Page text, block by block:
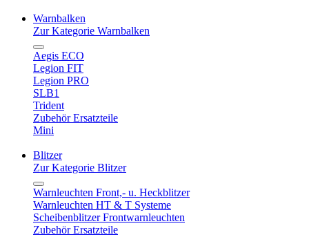
Warnbalken
Zur Kategorie Warnbalken
Aegis ECO
Legion FIT
Legion PRO
SLB1
Trident
Zubehör Ersatzteile
Mini
Blitzer
Zur Kategorie Blitzer
Warnleuchten Front,- u. Heckblitzer
Warnleuchten HT & T Systeme
Scheibenblitzer Frontwarnleuchten
Zubehör Ersatzteile